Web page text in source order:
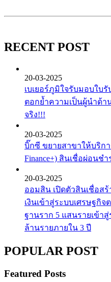
RECENT POST
20-03-2025
เบเยอร์ภูมิใจรับมอบใบ
ตอกย้ำความเป็นผู้นำด้
จริง!!!
20-03-2025
บิ๊กซี ขยายสาขาให้บริก
Finance+) สินเชื่อผ่อนช
20-03-2025
ออมสิน เปิดตัวสินเชื่อสร้
เงินเข้าสู่ระบบเศรษฐกิ
ฐานราก 5 แสนรายเข้า
ล้านรายภายใน 3 ปี
POPULAR POST
Featured Posts